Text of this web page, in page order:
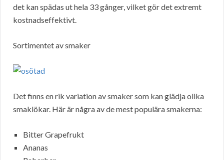
det kan spädas ut hela 33 gånger, vilket gör det extremt
kostnadseffektivt.
Sortimentet av smaker
Det finns en rik variation av smaker som kan glädja olika
smaklökar. Här är några av de mest populära smakerna:
Bitter Grapefrukt
Ananas